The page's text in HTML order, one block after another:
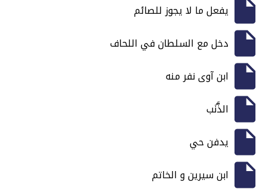
يفعل ما لا يجوز للصائم
دخل مع السلطان في اللحاف
ابن آوى نفر منه
الذَّنَب
يدفن حي
ابن سيرين و الخاتم